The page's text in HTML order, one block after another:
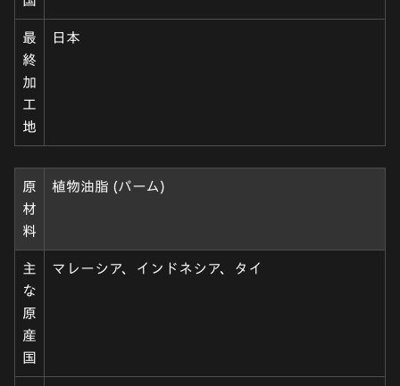
最
終
加
工
地
日本
原
材
料
植物油脂 (パーム)
主
な
原
産
国
マレーシア、インドネシア、タイ